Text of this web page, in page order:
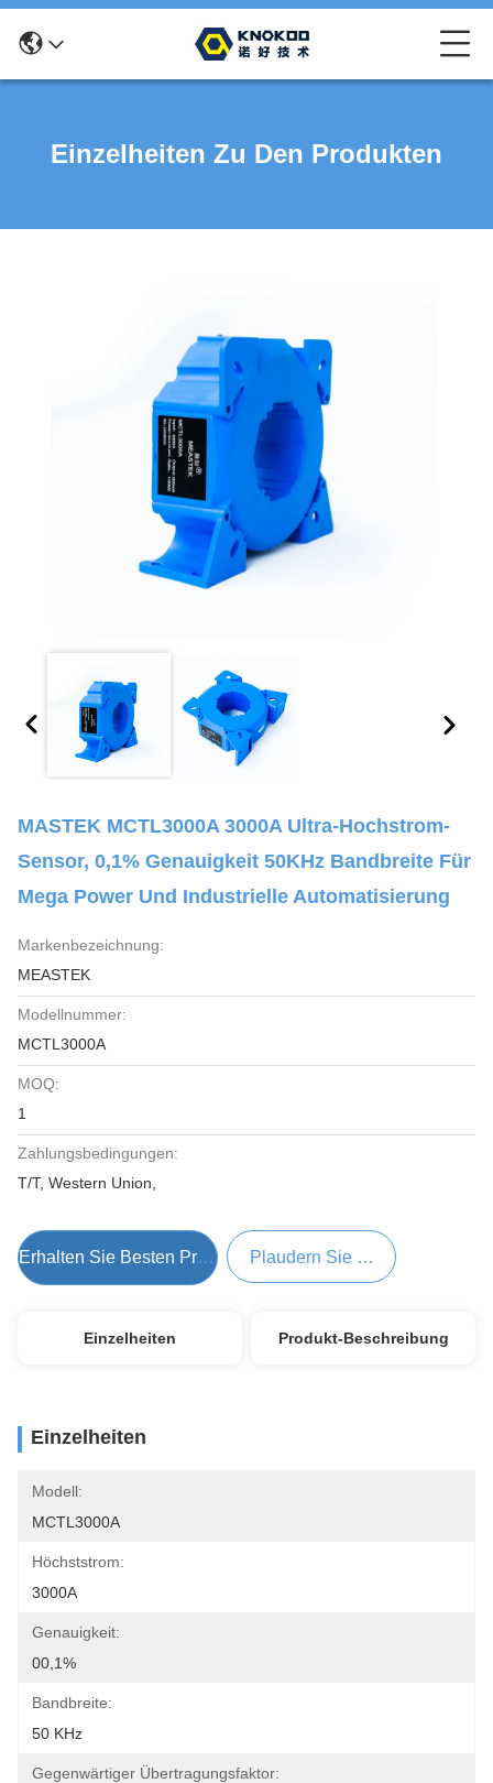
Einzelheiten Zu Den Produkten
MASTEK MCTL3000A 3000A Ultra-Hochstrom-
Sensor, 0,1% Genauigkeit 50KHz Bandbreite Für
Mega Power Und Industrielle Automatisierung
Markenbezeichnung:
MEASTEK
Modellnummer:
MCTL3000A
MOQ:
1
Zahlungsbedingungen:
T/T, Western Union,
Erhalten Sie Besten Preis Plaudern Sie Jetzt
Einzelheiten Produkt-Beschreibung
Einzelheiten
Modell:
MCTL3000A
Höchststrom:
3000A
Genauigkeit:
00,1%
Bandbreite:
50 KHz
Gegenwärtiger Übertragungsfaktor: